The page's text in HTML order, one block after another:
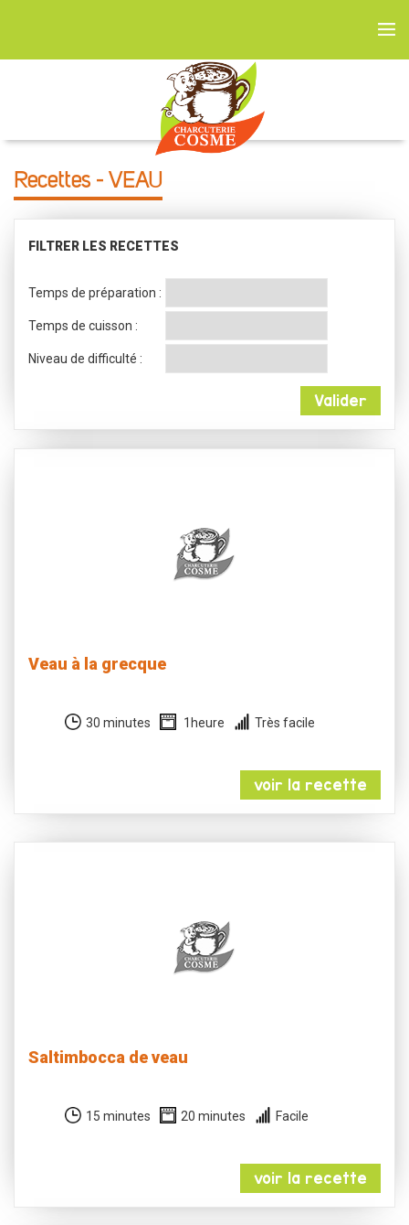
Recettes - VEAU
FILTRER LES RECETTES
Temps de préparation :
Temps de cuisson :
Niveau de difficulté :
Valider
Veau à la grecque
30 minutes 1heure Très facile
voir la recette
Saltimbocca de veau
15 minutes 20 minutes Facile
voir la recette